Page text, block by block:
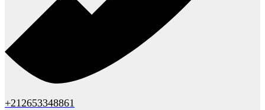
+212653348861